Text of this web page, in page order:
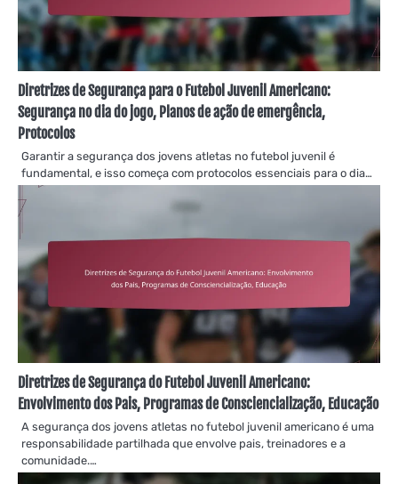
Diretrizes de Segurança para o Futebol Juvenil Americano:
Segurança no dia do jogo, Planos de ação de emergência,
Protocolos
Garantir a segurança dos jovens atletas no futebol juvenil é
fundamental, e isso começa com protocolos essenciais para o dia…
Diretrizes de Segurança do Futebol Juvenil Americano:
Envolvimento dos Pais, Programas de Consciencialização, Educação
A segurança dos jovens atletas no futebol juvenil americano é uma
responsabilidade partilhada que envolve pais, treinadores e a
comunidade.…